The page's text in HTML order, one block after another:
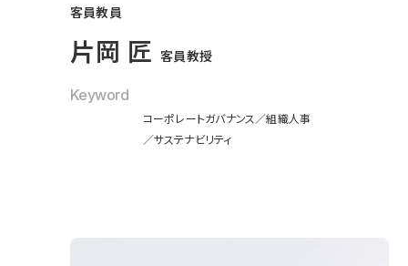
客員教員
片岡 匠 客員教授
Keyword
コーポレートガバナンス
組織人事
サステナビリティ